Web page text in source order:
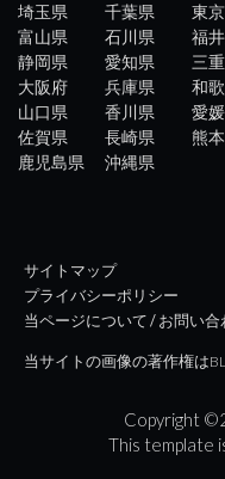
埼玉県
千葉県 東
富山県
石川県 福
静岡県
愛知県 三
大阪府
兵庫県 和
山口県
香川県 愛
佐賀県
長崎県 熊
鹿児島県
沖縄県
サイトマップ
プライバシーポリシー
当ページについて / お問い合
当サイトの画像の著作権は
Copyright
This template